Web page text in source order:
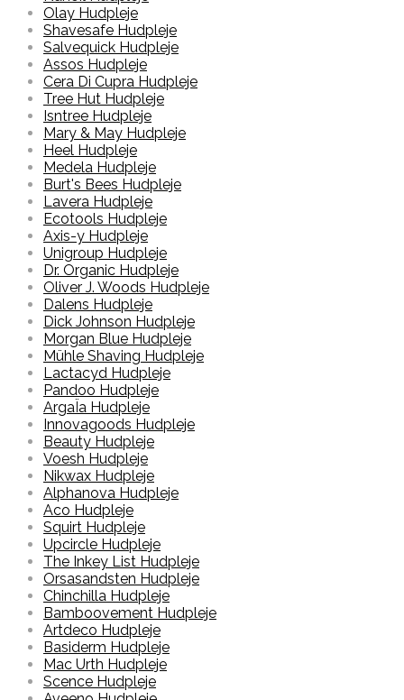
Olay Hudpleje
Shavesafe Hudpleje
Salvequick Hudpleje
Assos Hudpleje
Cera Di Cupra Hudpleje
Tree Hut Hudpleje
Isntree Hudpleje
Mary & May Hudpleje
Heel Hudpleje
Medela Hudpleje
Burt's Bees Hudpleje
Lavera Hudpleje
Ecotools Hudpleje
Axis-y Hudpleje
Unigroup Hudpleje
Dr. Organic Hudpleje
Oliver J. Woods Hudpleje
Dalens Hudpleje
Dick Johnson Hudpleje
Morgan Blue Hudpleje
Mühle Shaving Hudpleje
Lactacyd Hudpleje
Pandoo Hudpleje
ArgaÏa Hudpleje
Innovagoods Hudpleje
Beauty Hudpleje
Voesh Hudpleje
Nikwax Hudpleje
Alphanova Hudpleje
Aco Hudpleje
Squirt Hudpleje
Upcircle Hudpleje
The Inkey List Hudpleje
Orsasandsten Hudpleje
Chinchilla Hudpleje
Bamboovement Hudpleje
Artdeco Hudpleje
Basiderm Hudpleje
Mac Urth Hudpleje
Scence Hudpleje